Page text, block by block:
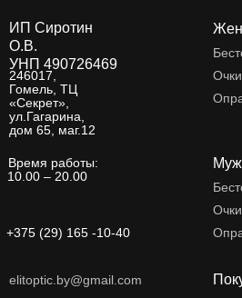
+375 (29) 165 -10-40
Очки
Очки
ИП Сиротин
О.В.
УНП 490726469
246017,
Гомель, ТЦ
«Секрет»,
ул.Гагарина,
дом 65, маг.12
Время работы:
10.00 – 20.00
elitoptic.by@gmail.com